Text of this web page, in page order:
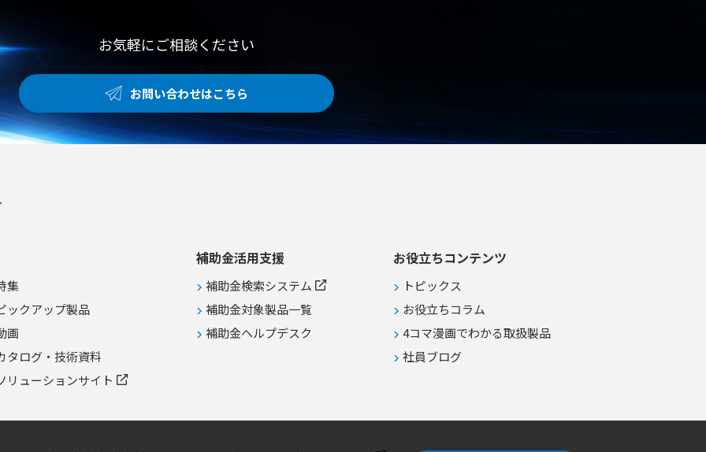
お気軽にご相談ください
お問い合わせはこちら
集
ックアップ製品
画
タログ・技術資料
リューションサイト
補助金活用支援
補助金検索システム
補助金対象製品一覧
補助金ヘルプデスク
お役立ちコンテンツ
トピックス
お役立ちコラム
4コマ漫画でわかる取扱製品
社員ブログ